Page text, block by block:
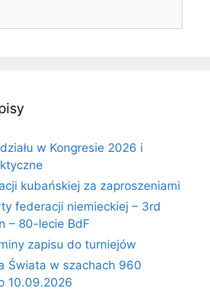
w Kongresie 2026 i
kubańskiej za zaproszeniami
federacji niemieckiej – 3rd
– 80-lecie BdF
zapisu do turniejów
Świata w szachach 960
10.09.2026